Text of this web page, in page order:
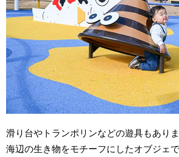
滑り台やトランポリンなどの遊具もあり
海辺の生き物をモチーフにしたオブジェ